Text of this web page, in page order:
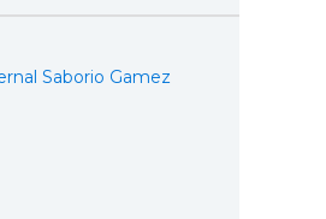
Saborio Gamez